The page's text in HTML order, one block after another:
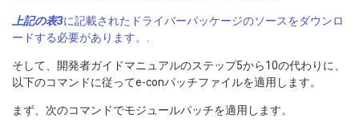
上記の表3に記載されたドライバーパッケージのソースをダウンロ
ードする必要があります。
そして、開発者ガイドマニュアルのステップ5から10の代わりに、
以下のコマンドに従ってe-conパッチファイルを適用します。
まず、次のコマンドでモジュールパッチを適用します。